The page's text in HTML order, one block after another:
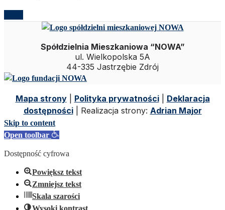
Spółdzielnia Mieszkaniowa “NOWA”
ul. Wielkopolska 5A
44-335 Jastrzębie Zdrój
Mapa strony| Polityka prywatności| Deklaracja
dostępności| Realizacja strony: Adrian Major
Skip to content
Open toolbar
Dostępność cyfrowa
Powiększ tekst
Zmniejsz tekst
Skala szarości